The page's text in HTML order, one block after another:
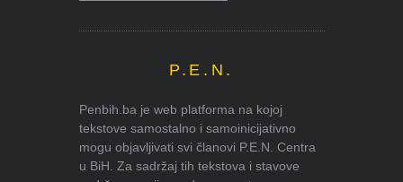
P.E.N.
Penbih.ba je web platforma na kojoj
tekstove samostalno i samoinicijativno
mogu objavljivati svi članovi P.E.N. Centra
u BiH. Za sadržaj tih tekstova i stavove